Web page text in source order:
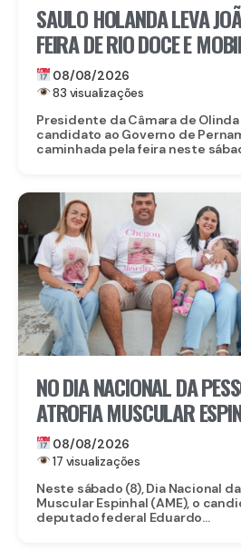
SAULO HOLANDA LEVA
FEIRA DE RIO DOCE E
IMPRESSIONA EM OLINDA
08/08/2026
83 visualizações
Presidente da Câmara de
candidato ao Governo de
caminhada pela feira neste
NO DIA NACIONAL DA
ATROFIA MUSCULAR
DA FONTE DESTACA ACESSO
MEDICAMENTO DE MAIS
08/08/2026
17 visualizações
Neste sábado (8), Dia Nacional
Muscular Espinhal (AME), o
deputado federal Eduardo...